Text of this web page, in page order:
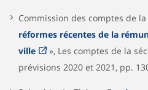
Commission des comptes de
réformes récentes de la
ville
», Les comptes de la
prévisions 2020 et 2021, pp.